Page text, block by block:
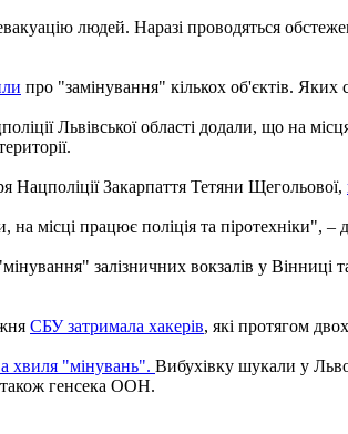
людей. Наразі проводяться
про "замінування" кількох об'єктів.
Львівської області додали, що на
Нацполіції Закарпаття Тетяни Щегольової,
місці працює поліція та піротехніки", –
залізничних вокзалів у Вінниці
СБУ затримала хакерів, які протягом
хвиля "мінувань". Вибухівку шукали у
генсека ООН.